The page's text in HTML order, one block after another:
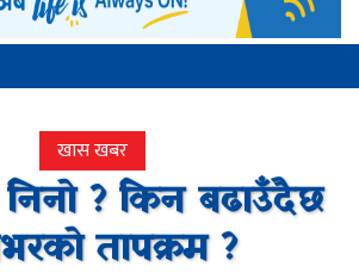
खास खबर
? किन बढाउँदैछ
तापक्रम ?